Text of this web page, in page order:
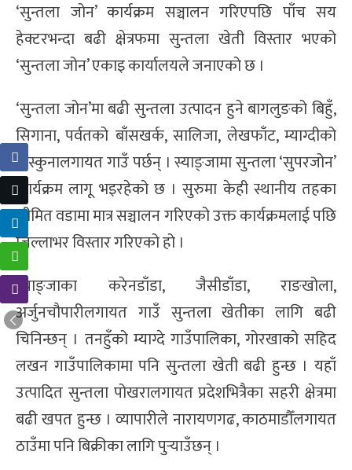
‘सुन्तला जोन’ कार्यक्रम सञ्चालन गरिएपछि पाँच सय
हेक्टरभन्दा बढी क्षेत्रफमा सुन्तला खेती विस्तार भएको
‘सुन्तला जोन’ एकाइ कार्यालयले जनाएको छ ।
‘सुन्तला जोन’मा बढी सुन्तला उत्पादन हुने बागलुङको बिहुँ,
सिगाना, पर्वतको बाँसखर्क, सालिजा, लेखफाँट, म्याग्दीको
बास्कुनालगायत गाउँ पर्छन् । स्याङ्जामा सुन्तला ‘सुपरजोन’
कार्यक्रम लागू भइरहेको छ । सुरुमा केही स्थानीय तहका
सीमित वडामा मात्र सञ्चालन गरिएको उक्त कार्यक्रमलाई पछि
जिल्लाभर विस्तार गरिएको हो ।
स्याङ्जाका करेनडाँडा, जैसीडाँडा, राङखोला,
अर्जुनचौपारीलगायत गाउँ सुन्तला खेतीका लागि बढी
चिनिन्छन् । तनहुँको म्याग्दे गाउँपालिका, गोरखाको सहिद
लखन गाउँपालिकामा पनि सुन्तला खेती बढी हुन्छ । यहाँ
उत्पादित सुन्तला पोखरालगायत प्रदेशभित्रैका सहरी क्षेत्रमा
बढी खपत हुन्छ । व्यापारीले नारायणगढ, काठमाडौँलगायत
ठाउँमा पनि बिक्रीका लागि पुर्‍याउँछन् ।